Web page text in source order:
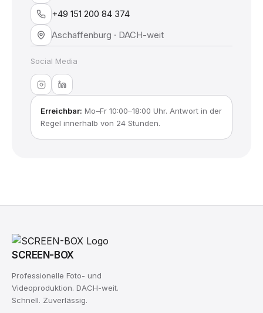
+49 151 200 84 374
Aschaffenburg · DACH-weit
Social Media
Erreichbar: Mo–Fr 10:00–18:00 Uhr. Antwort in der
Regel innerhalb von 24 Stunden.
SCREEN-BOX
Professionelle Foto- und
Videoproduktion. DACH-weit.
Schnell. Zuverlässig.